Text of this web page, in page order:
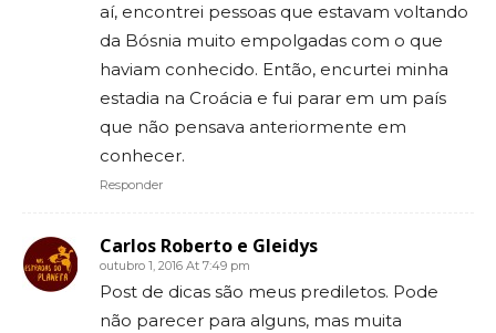
aí, encontrei pessoas que estavam voltando
da Bósnia muito empolgadas com o que
haviam conhecido. Então, encurtei minha
estadia na Croácia e fui parar em um país
que não pensava anteriormente em
conhecer.
Responder
Carlos Roberto e Gleidys
outubro 1, 2016 At 7:49 pm
Post de dicas são meus prediletos. Pode
não parecer para alguns, mas muita